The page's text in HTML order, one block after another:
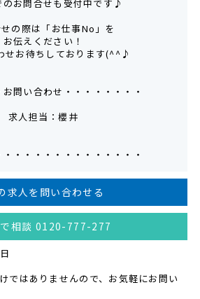
のお問合せも受付中です♪
の際は「お仕事No」を
お伝えください！
せお待ちしております(^^♪
お問い合わせ・・・・・・・・
求人担当：櫻井
・・・・・・・・・・・・・・
求人を問い合わせる
相談 0120-777-277
ではありませんので、お気軽にお問い